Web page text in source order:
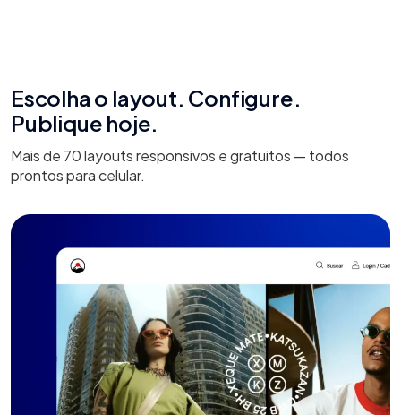
Escolha o layout. Configure.
Publique hoje.
Mais de 70 layouts responsivos e gratuitos — todos
prontos para celular.